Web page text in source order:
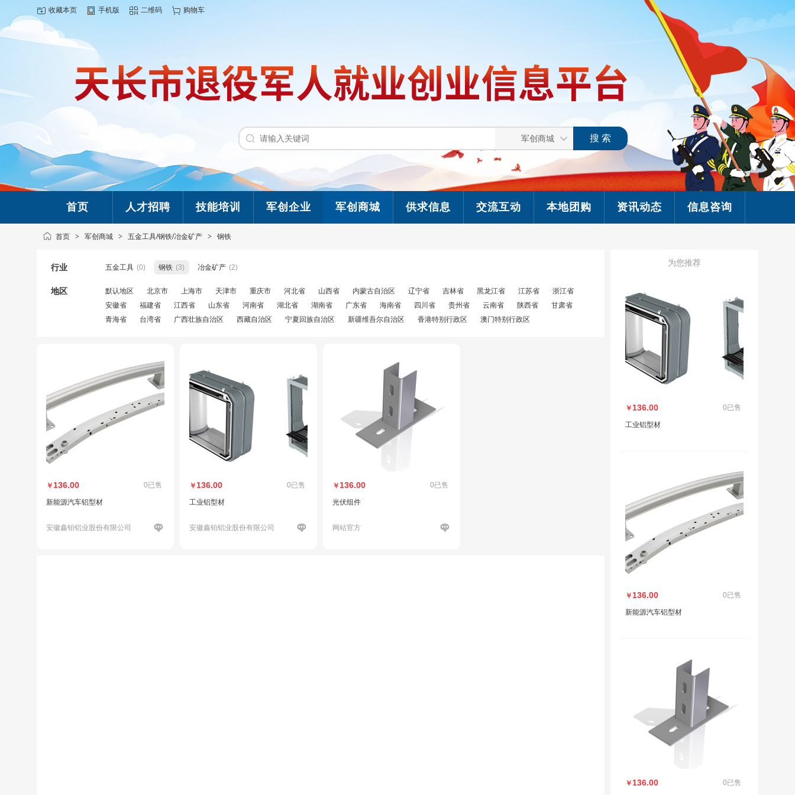
收藏本页 手机版 二维码 购物车
首页 人才招聘 技能培训 军创企业 军创商城 供求信息 交流互动 本地团购 资讯动态 信息咨询
首页 > 军创商城 > 五金工具/钢铁/冶金矿产 > 钢铁
行业 五金工具 (0) 钢铁 (3) 冶金矿产 (2)
地区 默认地区 北京市 上海市 天津市 重庆市 河北省 山西省 内蒙古自治区 辽宁省 吉林省 黑龙江省 江苏省
浙江省
安徽省
福建省 江西省 山东省 河南省 湖北省 湖南省 广东省 海南省 四川省 贵州省 云南省 陕西省
甘肃省
青海省
台湾省 广西壮族自治区 西藏自治区 宁夏回族自治区 新疆维吾尔自治区 香港特别行政区 澳门特别行政区
￥ 136.00 0已售
新能源汽车铝型材
安徽鑫铂铝业股份有限公司
￥ 136.00 0已售
工业铝型材
安徽鑫铂铝业股份有限公司
￥ 136.00 0已售
光伏组件
网站官方
为您推荐
￥ 136.00 0已售
工业铝型材
￥ 136.00 0已售
新能源汽车铝型材
￥ 136.00 0已售